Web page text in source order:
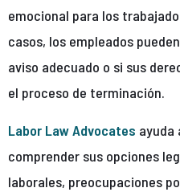
emocional para los
casos, los empleados
aviso adecuado o si sus
el proceso de terminación.
Labor Law Advocates ayuda
comprender sus opciones
laborales, preocupaciones